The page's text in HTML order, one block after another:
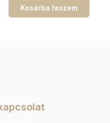
Kosárba teszem